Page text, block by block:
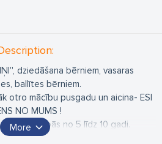
dziedāšana bērniem, vasaras
ballītes bērniem.
otro mācību pusgadu un aicina- ESI
NO MUMS !
grupās no 5 līdz 10 gadi.
www.kukaini.lv
More